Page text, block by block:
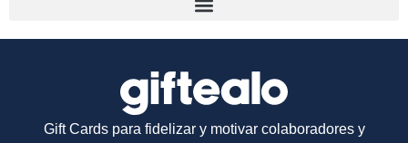
Gift Cards para fidelizar y motivar colaboradores y